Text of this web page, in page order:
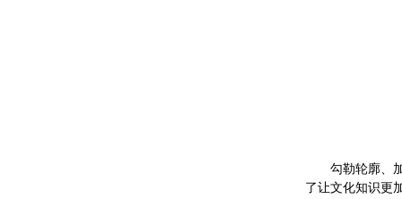
勾勒轮廓、
了让文化知识更